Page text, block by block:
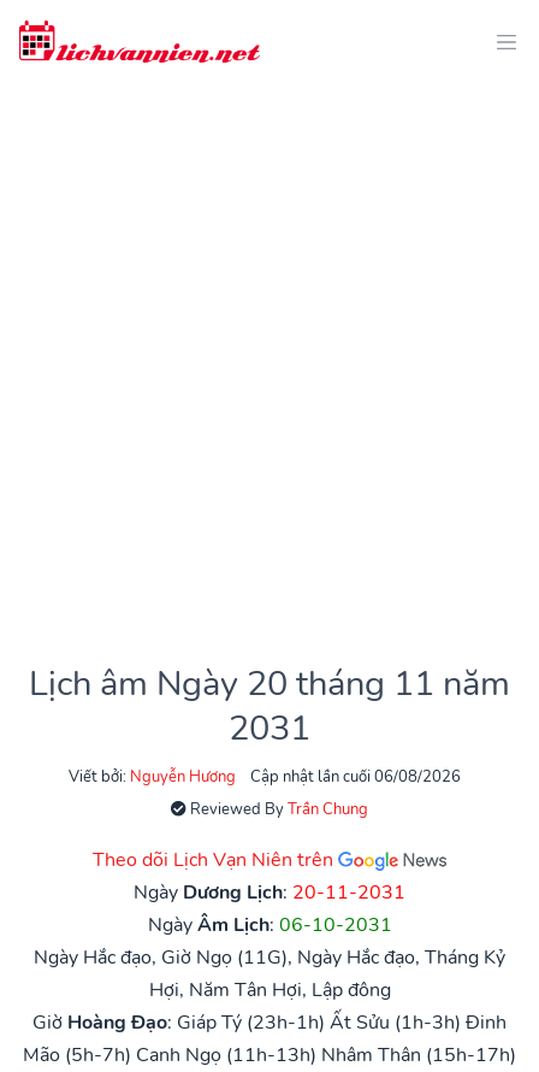
Lịch âm Ngày 20 tháng 11 năm
2031
Viết bởi: Nguyễn Hương
Cập nhật lần cuối 06/08/2026
Reviewed ByTrần Chung
Theo dõi Lịch Vạn Niên trên
Ngày Dương Lịch: 20-11-2031
NgàyÂm Lịch: 06-10-2031
Ngày Hắc đạo, Giờ Ngọ (11G), Ngày Hắc đạo, Tháng Kỷ
Hợi, Năm Tân Hợi, Lập đông
Giờ Hoàng Đạo: Giáp Tý (23h-1h) Ất Sửu (1h-3h) Đinh
Mão (5h-7h) Canh Ngọ (11h-13h) Nhâm Thân (15h-17h)